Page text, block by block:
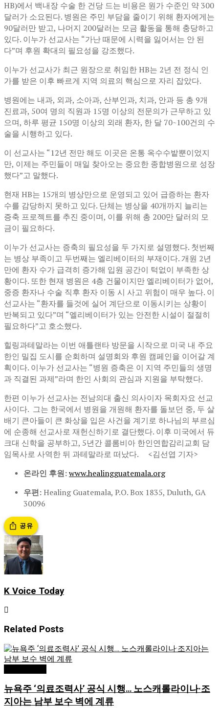
HB)에서 백내장 수술 한 건당 드는 비용은 원가 수준인 약 300
달러가 소요된다. 병원은 주민 부담을 줄이기 위해 환자에게는
90달러만 받고, 나머지 200달러는 모금 활동을 통해 충당하고
있다. 이누가 선교사는 “가난 때문에 시력을 잃어서는 안 된
다”며 후원 확대의 필요성을 강조했다.
이누가 선교사가 최근 원장으로 취임한 HB는 2년 전 정식 인
가를 받은 이후 빠르게 지역 의료의 핵심으로 자리 잡았다.
병원에는 내과, 외과, 소아과, 산부인과, 치과, 안과 등 총 9개
진료과, 50여 명의 직원과 15명 이상의 전문의가 근무하고 있
으며, 하루 평균 150명 이상의 외래 환자, 한 달 70~100건의 수
술을 시행하고 있다.
이 선교사는 “12년 전만 해도 이곳은 온통 옥수수밭뿐이었지
만, 이제는 주민들이 매일 찾아오는 중요한 종합병원으로 성장
했다”고 말했다.
현재 HB는 15개의 병상만으로 운영되고 있어 급증하는 환자
수를 감당하지 못하고 있다. 단체는 병상을 40개까지 늘리는
증축 프로젝트를 추진 중이며, 이를 위해 총 200만 달러의 모
금이 필요하다.
이누가 선교사는 증축의 필요성을 두 가지로 설명했다. 첫번째
는 병상 부족이고 두번째는 엘리베이터의 부재이다. 개원 2년
만에 환자 수가 급격히 증가해 입원 공간이 턱없이 부족한 상
황이다. 또한 현재 병원은 4층 건물이지만 엘리베이터가 없어,
중증 환자나 수술 직후 환자 이동 시 사고 위험이 매우 높다. 이
선교사는 “환자를 들것에 실어 계단으로 이동시키는 상황이
반복되고 있다”며 “엘리베이터가 있는 안전한 시설이 절절히
필요하다”고 호소했다.
힐링과테말라는 이번 애틀랜타 방문을 시작으로 미국 내 주요
한인 밀집 도시를 순회하며 설명회와 후원 캠페인을 이어갈 계
획이다. 이누가 선교사는 “병원 증축은 이 지역 주민들의 생명
과 직결된 과제”라며 한인 사회의 관심과 지원을 부탁했다.
한편 이누가 선교사는 전남의대 출신 의사이자 목회자요 선교
사이다. 그는 한국에서 병원을 개원해 환자를 돌보던 중, 두 살
배기 큰아들이 큰 화상을 입은 사건을 계기로 하나님의 부르심
에 순종해 선교사로 재헌신하기로 결단했다. 이후 미국에서 듀
크대 신학을 공부하고, 5년간 콜롬비아 한인연합감리교회 담
임목사로 사역한 뒤 과테말라로 떠났다. <김선엽 기자>
온라인 후원:www.healingguatemala.org
우편:Healing Guatemala, P.O. Box 1835, Duluth, GA
30096
공유
K Voice Today
Related Posts
뉴욕주 ‘의료조력사’ 공식 시행… 노스캐롤라이나·조
지아는 남부 보수 벽에 계류